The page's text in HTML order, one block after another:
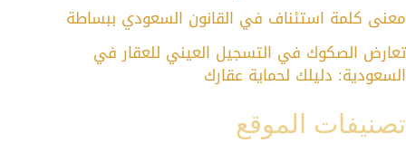
معنى كلمة استئناف في القانون السعودي ببساطة
تعارض الصكوك في التسجيل العيني للعقار في
السعودية: دليلك لحماية عقارك
تصنيفات الموقع